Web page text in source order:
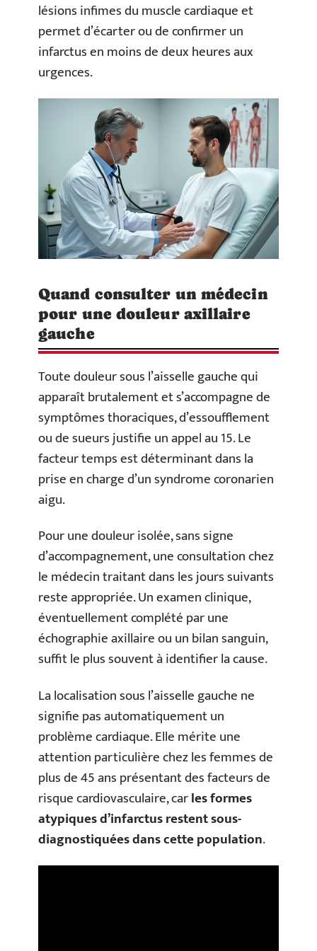
lésions infimes du muscle cardiaque et
permet d’écarter ou de confirmer un
infarctus en moins de deux heures aux
urgences.
Quand consulter un médecin
pour une douleur axillaire
gauche
Toute douleur sous l’aisselle gauche qui
apparaît brutalement et s’accompagne de
symptômes thoraciques, d’essoufflement
ou de sueurs justifie un appel au 15. Le
facteur temps est déterminant dans la
prise en charge d’un syndrome coronarien
aigu.
Pour une douleur isolée, sans signe
d’accompagnement, une consultation chez
le médecin traitant dans les jours suivants
reste appropriée. Un examen clinique,
éventuellement complété par une
échographie axillaire ou un bilan sanguin,
suffit le plus souvent à identifier la cause.
La localisation sous l’aisselle gauche ne
signifie pas automatiquement un
problème cardiaque. Elle mérite une
attention particulière chez les femmes de
plus de 45 ans présentant des facteurs de
risque cardiovasculaire, carles formes
atypiques d’infarctus restent sous-
diagnostiquées dans cette population.